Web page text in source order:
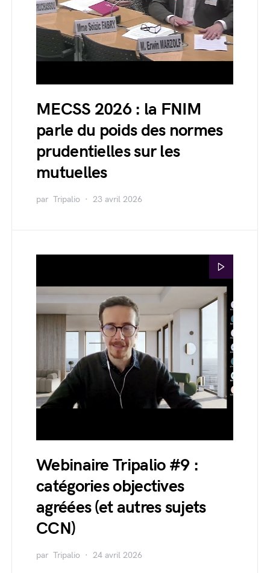
MECSS 2026 : la FNIM
parle du poids des normes
prudentielles sur les
mutuelles
par Tripalio 23 avril 2026
Webinaire Tripalio #9 :
catégories objectives
agréées (et autres sujets
CCN)
par Tripalio 24 avril 2026